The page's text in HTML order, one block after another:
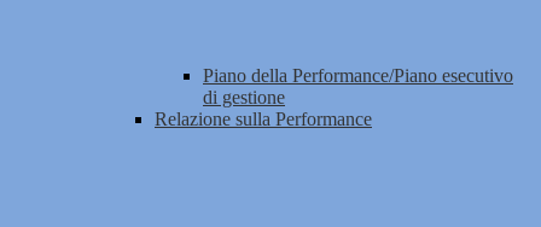
Piano della Performance/Piano esecutivo
di gestione
Relazione sulla Performance